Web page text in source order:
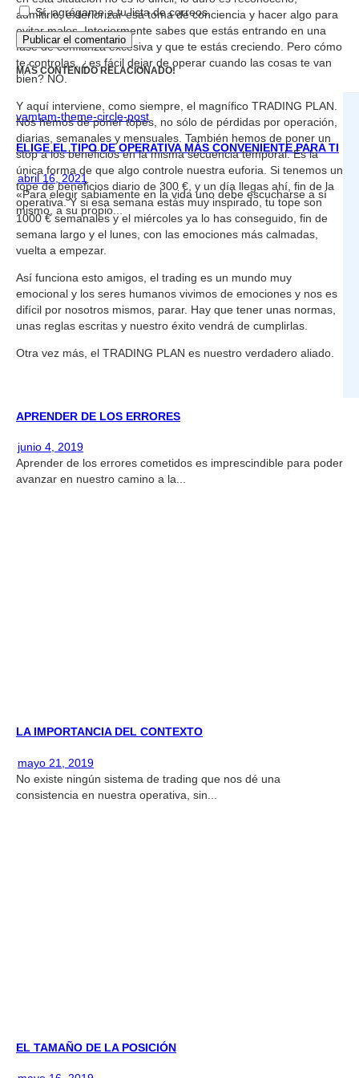
admitirlo, exteriorizar esa toma de conciencia y hacer algo para
evitar males. Interiormente sabes que estás entrando en una
fase de confianza excesiva y que te estás creciendo. Pero cómo
te controlas, ¿es fácil dejar de operar cuando las cosas te van
bien? NO.
Y aquí interviene, como siempre, el magnífico TRADING PLAN.
Nos hemos de poner topes, no sólo de pérdidas por operación,
diarias, semanales y mensuales. También hemos de poner un
stop a los beneficios en la misma secuencia temporal. Es la
única forma de que algo controle nuestra euforia. Si tenemos un
tope de beneficios diario de 300 €, y un día llegas ahí, fin de la
operativa. Y si esa semana estás muy inspirado, tu tope son
1000 € semanales y el miércoles ya lo has conseguido, fin de
semana largo y el lunes, con las emociones más calmadas,
vuelta a empezar.
Así funciona esto amigos, el trading es un mundo muy
emocional y los seres humanos vivimos de emociones y nos es
difícil por nosotros mismos, parar. Hay que tener unas normas,
unas reglas escritas y nuestro éxito vendrá de cumplirlas.
Otra vez más, el TRADING PLAN es nuestro verdadero aliado.
Sí, agrégame a tu lista de correos.
MÁS CONTENIDO RELACIONADO!
vamtam-theme-circle-post
ELIGE EL TIPO DE OPERATIVA MÁS CONVENIENTE PARA TI
abril 16, 2021
«Para elegir sabiamente en la vida uno debe escucharse a sí
mismo, a su propio...
APRENDER DE LOS ERRORES
junio 4, 2019
Aprender de los errores cometidos es imprescindible para poder
avanzar en nuestro camino a la...
LA IMPORTANCIA DEL CONTEXTO
mayo 21, 2019
No existe ningún sistema de trading que nos dé una
consistencia en nuestra operativa, sin...
EL TAMAÑO DE LA POSICIÓN